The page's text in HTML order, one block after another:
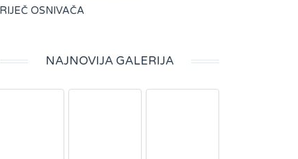
RIJEČ OSNIVAČA
NAJNOVIJA GALERIJA